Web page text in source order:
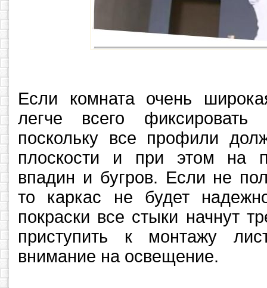
Если комната очень
легче всего
поскольку все профили
плоскости и при этом на
впадин и бугров. Если не
то каркас не будет
покраски все стыки начнут
приступить к монтажу
внимание на освещение.